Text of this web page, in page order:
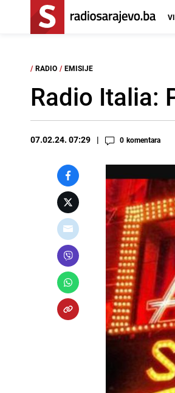
/ RADIO / EMISIJE
Radio Italia:
07.02.24. 07:29 0 komentara